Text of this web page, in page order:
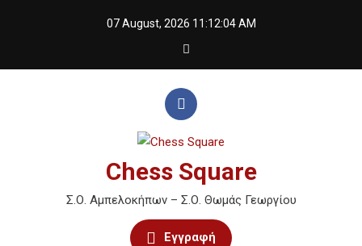
07 August, 2026 11:12:05 AM
Chess Square
Σ.Ο. Αμπελοκήπων – Σ.Ο. Θωμάς Γεωργίου
Εγγραφή